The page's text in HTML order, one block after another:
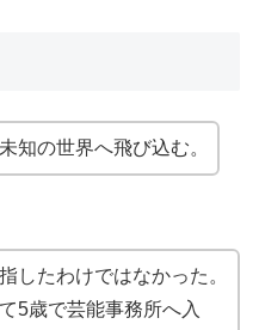
知の世界へ飛び込む。
したわけではなかった。
5歳で芸能事務所へ入